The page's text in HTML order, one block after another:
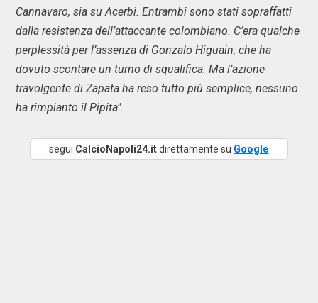
Cannavaro, sia su Acerbi. Entrambi sono stati sopraffatti
dalla resistenza dell’attaccante colombiano. C’era qualche
perplessità per l’assenza di Gonzalo Higuain, che ha
dovuto scontare un turno di squalifica. Ma l’azione
travolgente di Zapata ha reso tutto più semplice, nessuno
ha rimpianto il Pipita".
segui CalcioNapoli24.itdirettamente su Google